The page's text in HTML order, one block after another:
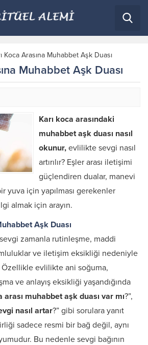
Koca Arasına Muhabbet Aşk Duası
Muhabbet Aşk Duası
Karı koca arasındaki
muhabbet aşk duası nasıl
okunur, evlilikte sevgi nasıl
artırılır? Eşler arası iletişimi
güçlendiren dualar, manevi
yuva için yapılması gerekenler
almak için arayın.
Aşk Duası
sevgi zamanla rutinleşme, maddi
ve iletişim eksikliği nedeniyle
Özellikle evlilikte ani soğuma,
ve anlayış eksikliği yaşandığında
arası muhabbet aşk duası var mı?”,
nasıl artar?” gibi sorulara yanıt
sadece resmi bir bağ değil, aynı
Bu nedenle sevgi bağının